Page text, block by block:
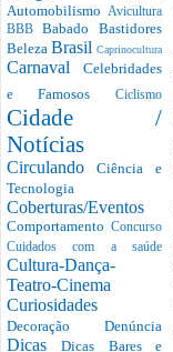
Automobilismo Avicultura
BBBBabado Bastidores
Beleza Brasil Caprinocultura
Carnaval Celebridades
e Famosos Ciclismo
Cidade /
Notícias
CirculandoCiência e
Tecnologia
Coberturas/Eventos
Comportamento Concurso
Cuidados com a saúde
Cultura-Dança-
Teatro-Cinema
Curiosidades
Decoração Denúncia
DicasDicas Bares e